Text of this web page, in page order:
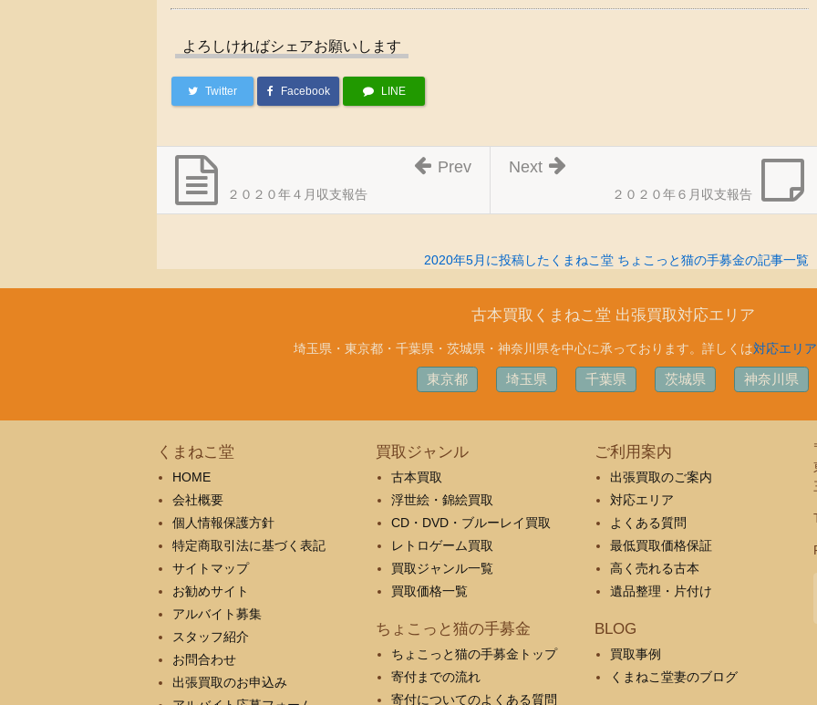
よろしければシェアお願いします
Twitter Facebook LINE
２０２０年６月収支報告
Next
２０２０年４月収支報告
Prev
2020年5月に投稿したくまねこ堂 ちょこっと猫の手募金の記事一覧
古本買取くまねこ堂 出張買取対応エリア
埼玉県・東京都・千葉県・茨城県・神奈川県を中心に承っております。詳しくは対応エリア
東京都 埼玉県 千葉県 茨城県 神奈川県
くまねこ堂
HOME
会社概要
個人情報保護方針
特定商取引法に基づく表記
サイトマップ
お勧めサイト
アルバイト募集
スタッフ紹介
お問合わせ
出張買取のお申込み
買取ジャンル
古本買取
浮世絵・錦絵買取
CD・DVD・ブルーレイ買取
レトロゲーム買取
買取ジャンル一覧
買取価格一覧
ちょこっと猫の手募金
ちょこっと猫の手募金トップ
寄付までの流れ
寄付についてのよくある質問
ご利用案内
出張買取のご案内
対応エリア
よくある質問
最低買取価格保証
高く売れる古本
遺品整理・片付け
BLOG
買取事例
くまねこ堂妻のブログ